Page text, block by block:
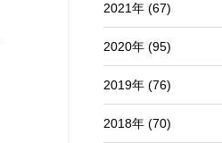
2021年 (67)
2020年 (95)
2019年 (76)
2018年 (70)